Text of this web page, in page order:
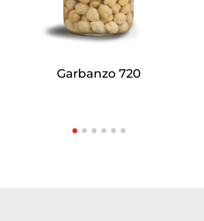
Garbanzo 720